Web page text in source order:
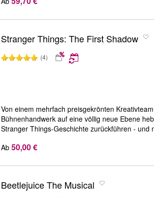
Stranger Things: The First Shadow
(4)
Von einem mehrfach preisgekrönten
Bühnenhandwerk auf eine völlig neue Ebene
Stranger Things-Geschichte zurückführen -
Ab 50,00 €
Beetlejuice The Musical